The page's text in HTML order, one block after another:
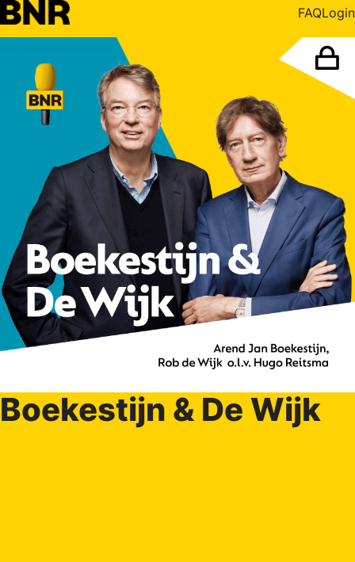
FAQLogin
Boekestijn & De Wijk